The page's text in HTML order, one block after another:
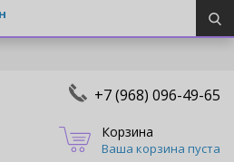
+7 (968) 096-49-65
Корзина
Ваша корзина пуста